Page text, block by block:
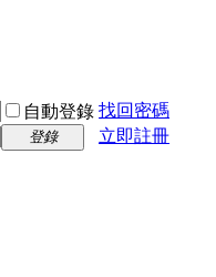
自動登錄 找回密碼
登錄 立即註冊